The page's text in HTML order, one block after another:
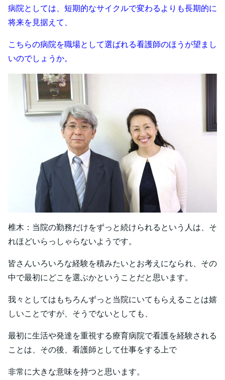
病院としては、短期的なサイクルで変わるよりも長期的に
将来を見据えて、
こちらの病院を職場として選ばれる看護師のほうが望まし
いのでしょうか。
椎木：当院の勤務だけをずっと続けられるという人は、そ
れほどいらっしゃらないようです。
皆さんいろいろな経験を積みたいとお考えになられ、その
中で最初にどこを選ぶかということだと思います。
我々としてはもちろんずっと当院にいてもらえることは嬉
しいことですが、そうでないとしても、
最初に生活や発達を重視する療育病院で看護を経験される
ことは、その後、看護師として仕事をする上で
非常に大きな意味を持つと思います。